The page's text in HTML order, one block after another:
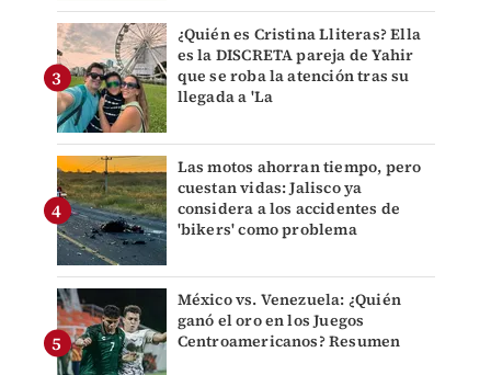
¿Quién es Cristina Lliteras? Ella
es la DISCRETA pareja de Yahir
que se roba la atención tras su
llegada a 'La
Las motos ahorran tiempo, pero
cuestan vidas: Jalisco ya
considera a los accidentes de
'bikers' como problema
México vs. Venezuela: ¿Quién
ganó el oro en los Juegos
Centroamericanos? Resumen